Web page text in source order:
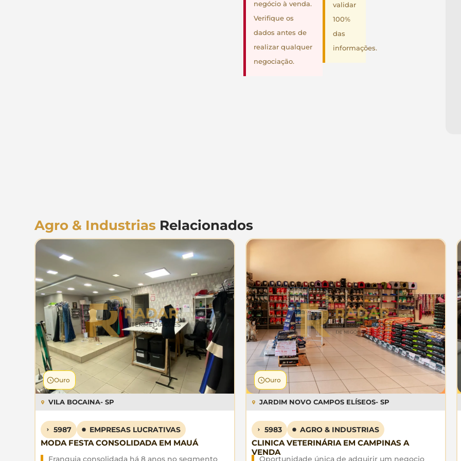
negócio à venda.
Verifique os
dados antes de
realizar qualquer
negociação.
validar
100%
das
informações.
Agro & Industrias Relacionados
Ouro
VILA BOCAINA- SP
5987 EMPRESAS LUCRATIVAS
MODA FESTA CONSOLIDADA EM MAUÁ
Franquia consolidada há 8 anos no segmento
Ouro
JARDIM NOVO CAMPOS ELÍSEOS- SP
5983 AGRO & INDUSTRIAS
CLINICA VETERINÁRIA EM CAMPINAS A
VENDA
Oportunidade única de adquirir um negocio